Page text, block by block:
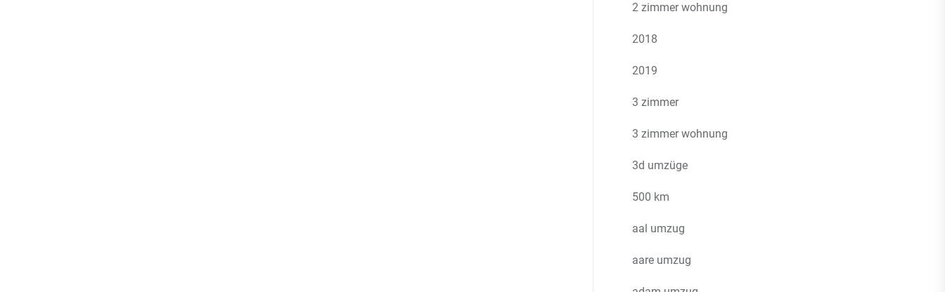
2 zimmer wohnung
2018
2019
3 zimmer
3 zimmer wohnung
3d umzüge
500 km
aal umzug
aare umzug